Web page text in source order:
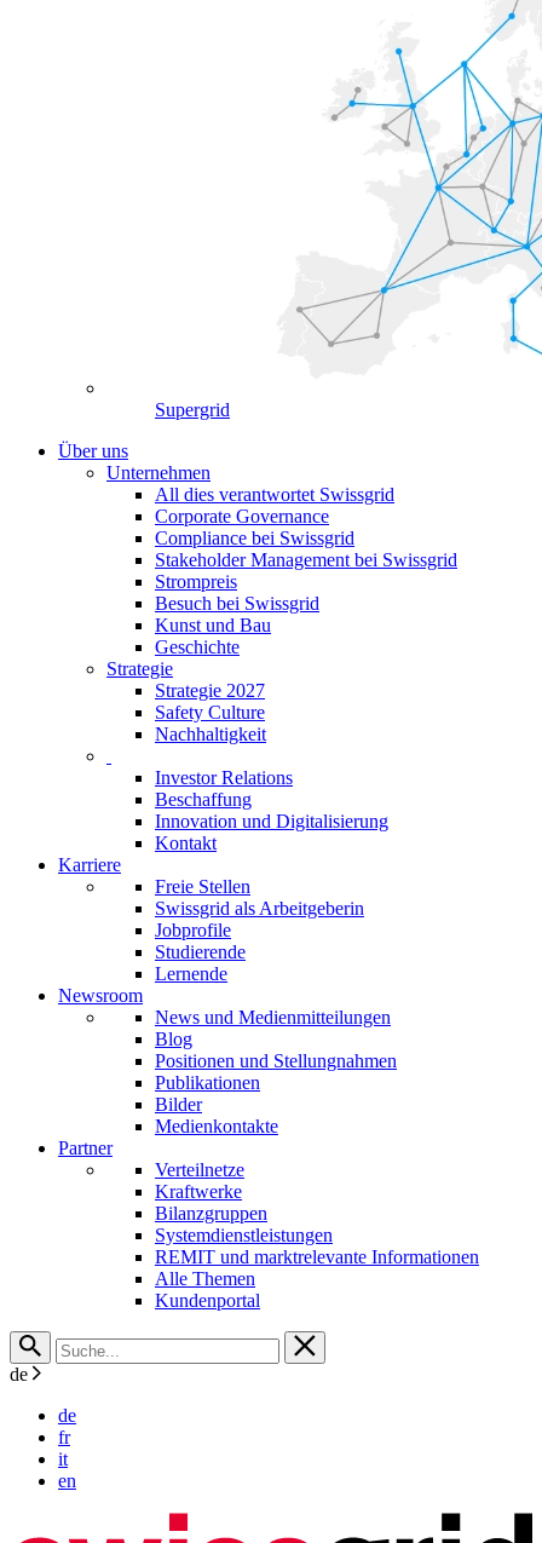
Supergrid
Über uns
Unternehmen
All dies verantwortet Swissgrid
Corporate Governance
Compliance bei Swissgrid
Stakeholder Management bei Swissgrid
Strompreis
Besuch bei Swissgrid
Kunst und Bau
Geschichte
Strategie
Strategie 2027
Safety Culture
Nachhaltigkeit
Investor Relations
Beschaffung
Innovation und Digitalisierung
Kontakt
Karriere
Freie Stellen
Swissgrid als Arbeitgeberin
Jobprofile
Studierende
Lernende
Newsroom
News und Medienmitteilungen
Blog
Positionen und Stellungnahmen
Publikationen
Bilder
Medienkontakte
Partner
Verteilnetze
Kraftwerke
Bilanzgruppen
Systemdienstleistungen
REMIT und marktrelevante Informationen
Alle Themen
Kundenportal
de
de
fr
it
en